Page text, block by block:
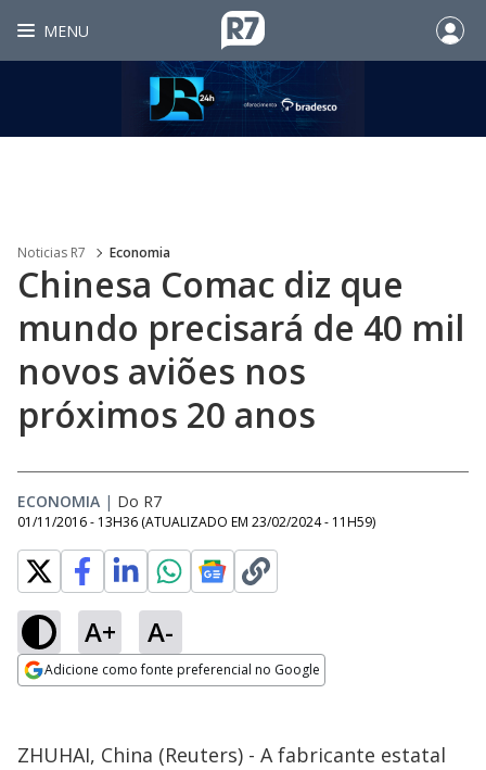
MENU
Noticias R7 Economia
Chinesa Comac diz que
mundo precisará de 40 mil
novos aviões nos
próximos 20 anos
ECONOMIA | Do R7
01/11/2016 - 13H36 (ATUALIZADO EM 23/02/2024 - 11H59)
A+ A-
Adicione como fonte preferencial no Google
ZHUHAI, China (Reuters) - A fabricante estatal